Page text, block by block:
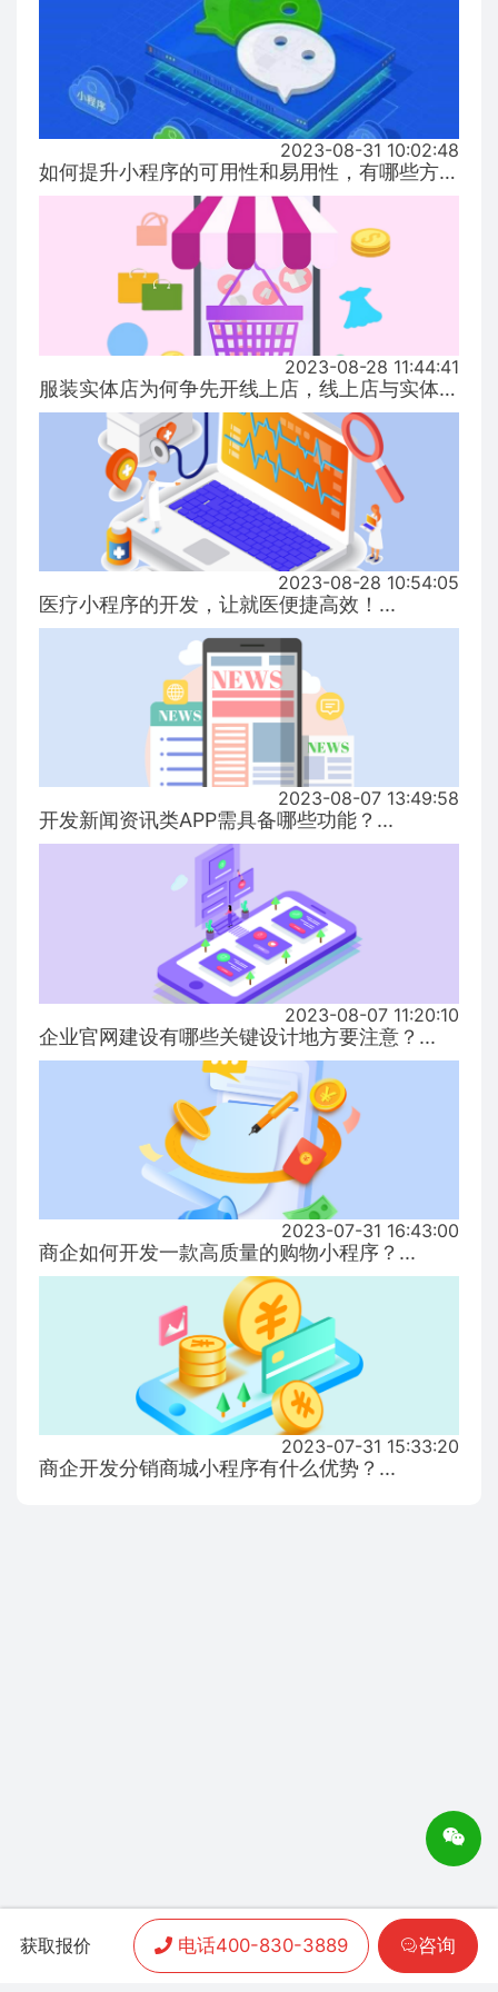
2023-08-31 10:02:48
如何提升小程序的可用性和易用性，有哪些方式！...
2023-08-28 11:44:41
服装实体店为何争先开线上店，线上店与实体店有什么区别？...
2023-08-28 10:54:05
医疗小程序的开发，让就医便捷高效！...
2023-08-07 13:49:58
开发新闻资讯类APP需具备哪些功能？...
2023-08-07 11:20:10
企业官网建设有哪些关键设计地方要注意？...
2023-07-31 16:43:00
商企如何开发一款高质量的购物小程序？...
2023-07-31 15:33:20
商企开发分销商城小程序有什么优势？...
获取报价 电话400-830-3889 咨询